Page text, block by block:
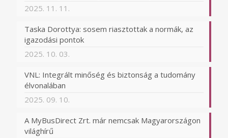
2025. 11. 11.
Taska Dorottya: sosem riasztottak a normák, az
igazodási pontok
2025. 10. 03.
VNL: Integrált minőség és biztonság a tudomány
élvonalában
2025. 09. 10.
A MyBusDirect Zrt. már nemcsak Magyarországon
világhírű